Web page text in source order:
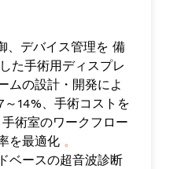
、デバイス管理を 備
た手術用 ディスプレ
ムの設計・開発によ
～14%、手術コストを
手術室のワークフロー
を最適化 。
ベースの超音波診断